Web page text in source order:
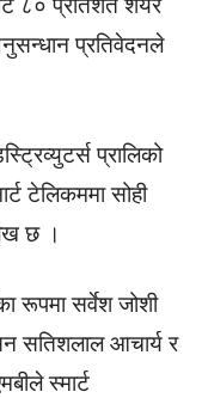
प्रतिवेदनले
प्रालिको
टेलिकममा सोही
छ ।
रूपमा सर्वेश जोशी
सतिशलाल आचार्य र
स्मार्ट